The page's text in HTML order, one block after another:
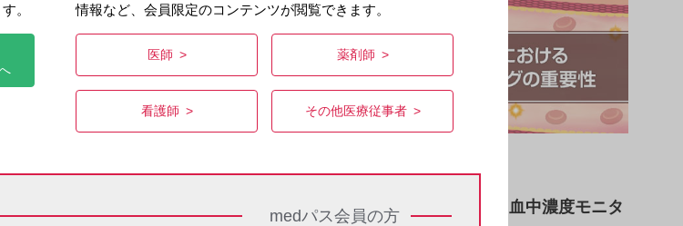
プログラフ投与時における血中濃度モニタ
。
情報など、会員限定のコンテンツが閲覧できます。
医師 薬剤師
看護師 その他医療従事者
medパス会員の方